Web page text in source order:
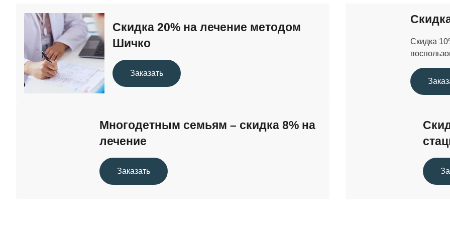
УБОД
Кодирование от наркомании
Скидка 20% на лечение методом
Шичко
Заказать
Скидка
Многодетным семьям – скидка 8% на
лечение
Заказать